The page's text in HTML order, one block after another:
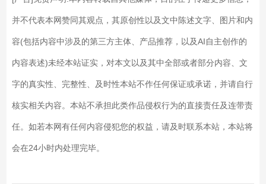
并不代表本网赞同其观点，其原创性以及文中陈述文字、图片和内
容(包括内容中涉及的第三方主体、产品推荐，以及AI自主创作的
内容表述)未经本站证实，对本文以及其中全部或者部分内容、文
字的真实性、完整性、及时性本站不作任何保证或承诺，并请自行
核实相关内容。本站不承担此类作品侵权行为的直接责任及连带责
任。如若本网有任何内容侵犯您的权益，请及时联系本站，本站将
会在24小时内处理完毕。